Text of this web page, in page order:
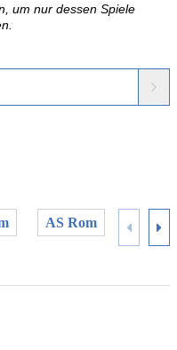
um nur dessen Spiele
AS Rom